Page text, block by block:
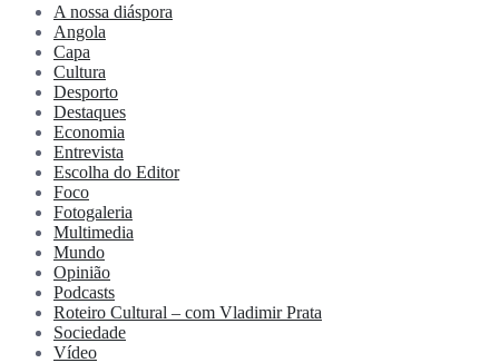
A nossa diáspora
Angola
Capa
Cultura
Desporto
Destaques
Economia
Entrevista
Escolha do Editor
Foco
Fotogaleria
Multimedia
Mundo
Opinião
Podcasts
Roteiro Cultural – com Vladimir Prata
Sociedade
Vídeo